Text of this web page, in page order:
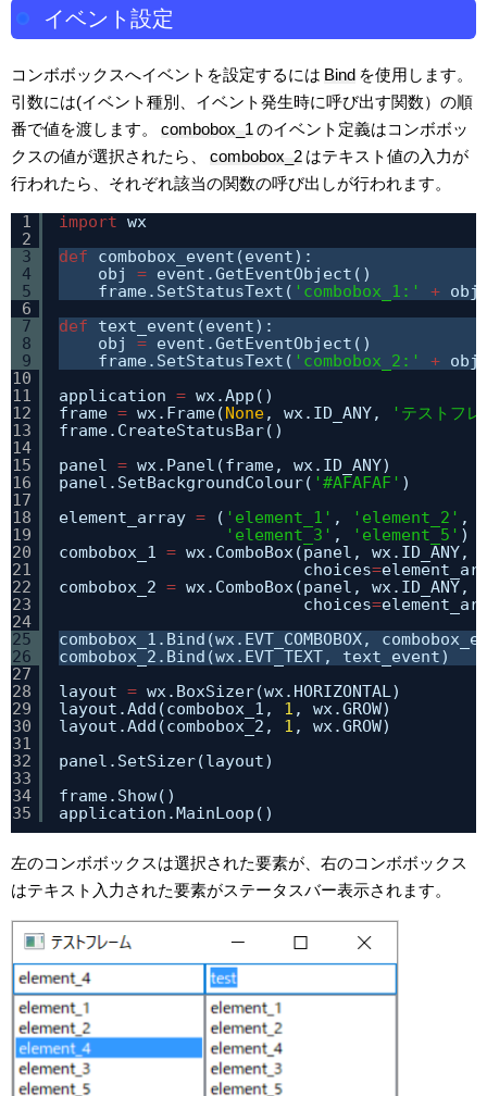
イベント設定
コンボボックスへイベントを設定するには Bind を使用します。
引数には(イベント種別、イベント発生時に呼び出す関数）の順
番で値を渡します。
combobox_1のイベント定義はコンボボッ
クスの値が選択されたら、
combobox_2 はテキスト値の入力が
行われたら、それぞれ該当の関数の呼び出しが行われます。
1
2
3
4
5
6
7
8
9
10
11
12
13
14
15
16
17
18
19
20
21
22
23
24
25
26
27
28
29
30
31
32
33
34
35
import wx
def
combobox_event(event):
obj = event.GetEventObject()
frame.SetStatusText( 'combobox_1:' +
def
text_event(event):
obj = event.GetEventObject()
frame.SetStatusText( 'combobox_2:' +
application = wx.App()
frame = wx.Frame( None, wx.ID_ANY,
'テストフ
frame.CreateStatusBar()
panel = wx.Panel(frame, wx.ID_ANY)
panel.SetBackgroundColour( '#AFAFAF' )
element_array = ( 'element_1' , 'element_2' ,
'element_3' , 'element_5' )
combobox_1 = wx.ComboBox(panel, wx.ID_ANY,
choices=
combobox_2 = wx.ComboBox(panel, wx.ID_ANY,
choices=
combobox_1.Bind(wx.EVT_COMBOBOX,
combobox_2.Bind(wx.EVT_TEXT, text_event)
layout = wx.BoxSizer(wx.HORIZONTAL)
layout.Add(combobox_1, 1 , wx.GROW)
layout.Add(combobox_2, 1 , wx.GROW)
panel.SetSizer(layout)
frame.Show()
application.MainLoop()
左のコンボボックスは選択された要素が、右のコンボボックス
はテキスト入力された要素がステータスバー表示されます。